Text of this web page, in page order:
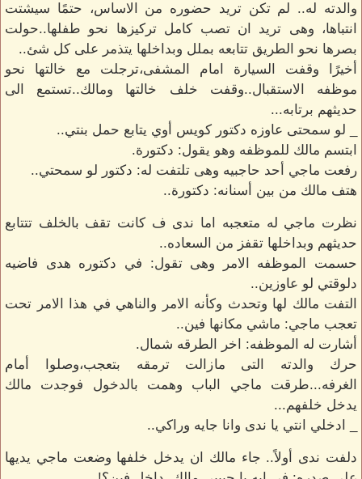
والدته له.. لم تكن تريد حضوره من الاساس، حتمًا سيشتت
انتباها، وهى تريد ان تصب كامل تركيزها نحو طفلها..حولت
بصرها نحو الطريق تتابعه بملل وبداخلها يتذمر على كل شئ..
أخيرًا وقفت السيارة امام المشفى،ترجلت مع خالتها نحو
موظفه الاستقبال..وقفت خلف خالتها ومالك..تستمع الى
حديثهم برتابه...
_ لو سمحتى عاوزه دكتور كويس أوي يتابع حمل بنتي..
ابتسم مالك للموظفه وهو يقول: دكتورة.
رفعت ماجي أحد حاجبيه وهى تلتفت له: دكتور لو سمحتي..
هتف مالك من بين أسنانه: دكتورة..
نظرت ماجي له متعجبه اما ندى ف كانت تقف بالخلف تتتابع
حديثهم وبداخلها تقفز من السعاده..
حسمت الموظفه الامر وهى تقول: في دكتوره هدى فاضيه
دلوقتي لو عاوزين..
التفت مالك لها وتحدث وكأنه الامر والناهي في هذا الامر تحت
تعجب ماجي: ماشي مكانها فين..
أشارت له الموظفه: اخر الطرقه شمال.
حرك والدته التى مازالت ترمقه بتعجب،وصلوا أمام
الغرفه...طرقت ماجي الباب وهمت بالدخول فوجدت مالك
يدخل خلفهم...
_ ادخلي انتي يا ندى وانا جايه وراكي..
دلفت ندى أولاً.. جاء مالك ان يدخل خلفها وضعت ماجي يديها